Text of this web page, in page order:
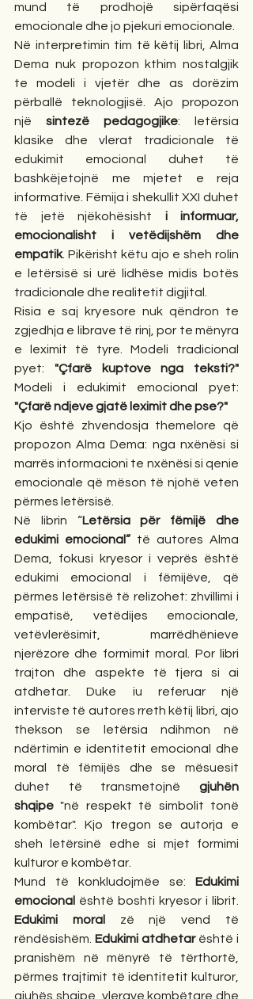
mund të prodhojë sipërfaqësi
emocionale dhe jo pjekuri emocionale.
Në interpretimin tim të këtij libri, Alma
Dema nuk propozon kthim nostalgjik
te modeli i vjetër dhe as dorëzim
përballë teknologjisë. Ajo propozon
një sintezë pedagogjike: letërsia
klasike dhe vlerat tradicionale të
edukimit emocional duhet të
bashkëjetojnë me mjetet e reja
informative. Fëmija i shekullit XXI duhet
të jetë njëkohësisht i informuar,
emocionalisht i vetëdijshëm dhe
empatik. Pikërisht këtu ajo e sheh rolin
e letërsisë si urë lidhëse midis botës
tradicionale dhe realitetit digjital.
Risia e saj kryesore nuk qëndron te
zgjedhja e librave të rinj, por te mënyra
e leximit të tyre. Modeli tradicional
pyet:
"Çfarë ndjeve gjatë leximit dhe pse?"
Kjo është zhvendosja themelore që
propozon Alma Dema: nga nxënësi si
marrës informacioni te nxënësi si qenie
emocionale që mëson të njohë veten
përmes letërsisë.
Në librin “Letërsia për fëmijë dhe
edukimi emocional” të autores Alma
Dema, fokusi kryesor i veprës është
edukimi emocional i fëmijëve, që
përmes letërsisë të relizohet: zhvillimi i
empatisë, vetëdijes emocionale,
vetëvlerësimit, marrëdhënieve
njerëzore dhe formimit moral. Por libri
trajton dhe aspekte të tjera si ai
atdhetar. Duke iu referuar një
interviste të autores rreth këtij libri, ajo
thekson se letërsia ndihmon në
ndërtimin e identitetit emocional dhe
moral të fëmijës dhe se mësuesit
duhet të transmetojnë gjuhën
shqipe "në respekt të simbolit tonë
kombëtar". Kjo tregon se autorja e
sheh letërsinë edhe si mjet formimi
kulturor e kombëtar.
Mund të konkludojmëe se: Edukimi
emocional
Edukimi moral
zë një vend të
rëndësishëm. Edukimi atdhetar është i
pranishëm në mënyrë të tërthortë,
përmes trajtimit të identitetit kulturor,
gjuhës shqipe, vlerave kombëtare dhe